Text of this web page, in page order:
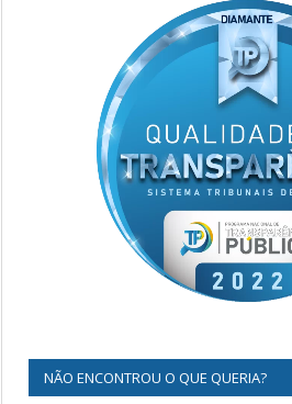
NÃO ENCONTROU O QUE QUERIA?